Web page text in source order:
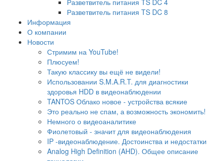
Разветвитель питания TS DC 8
Информация
О компании
Новости
Стримим на YouTube!
Плюсуем!
Такую классику вы ещё не видели!
Использовании S.M.A.R.T. для диагностики
здоровья HDD в видеонаблюдении
TANTOS Облако новое - устройства всякие
Это реально не спам, а возможность экономить!
Немного о видеоаналитике
Фиолетовый - значит для видеонаблюдения
IP -видеонаблюдение. Достоинства и недостатки
Analog High Definition (AHD). Общее описание